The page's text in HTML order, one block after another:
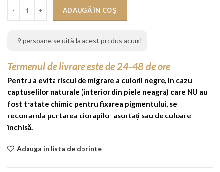
Cantitate STOC - Pantofi Cristiano Auriu, toc de 10 cm patrat
ADAUGĂ ÎN COȘ
9 persoane se uită la acest produs acum!
Termenul de livrare este de 24-48 de ore
Pentru a evita riscul de migrare a culorii negre, in cazul
captuselilor naturale (interior din piele neagra) care NU au
fost tratate chimic pentru fixarea pigmentului, se
recomanda purtarea ciorapilor asortați sau de culoare
închisă.
Adauga in lista de dorinte